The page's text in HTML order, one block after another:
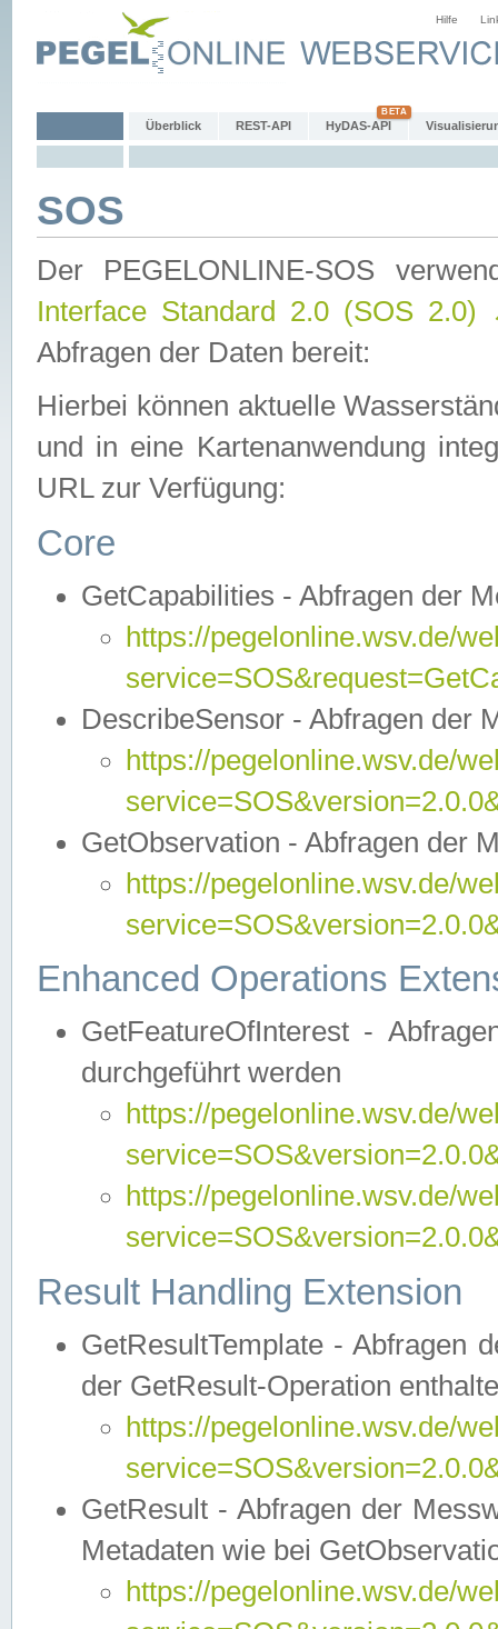
Hilfe
Überblick REST-API HyDAS-API
SOS
Der PEGELONLINE-SOS
Interface Standard 2.0 (SOS 2.0)
Abfragen der Daten bereit:
Hierbei können aktuelle
und in eine Kartenanwendung
URL zur Verfügung:
Core
GetCapabilities - Abfragen der
https://pegelonline.wsv.de/
DescribeSensor - Abfragen der
https://pegelonline.wsv.de/
GetObservation - Abfragen der
https://pegelonline.wsv.de/
Enhanced Operations
GetFeatureOfInterest -
durchgeführt werden
https://pegelonline.wsv.de/
https://pegelonline.wsv.de/
Result Handling Extension
GetResultTemplate - Abfragen
der GetResult-Operation
https://pegelonline.wsv.de/
GetResult - Abfragen der
Metadaten wie bei
https://pegelonline.wsv.de/